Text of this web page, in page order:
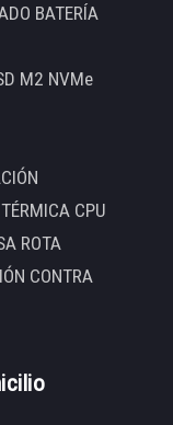
BATERÍA
M2 NVMe
CPU
ROTA
CONTRA